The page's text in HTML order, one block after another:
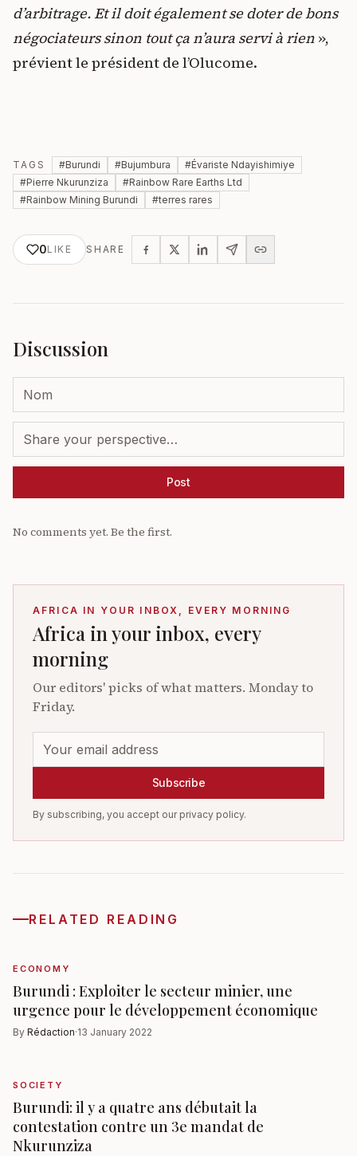
d’arbitrage. Et il doit également se doter de bons
négociateurs sinon tout ça n’aura servi à rien »,
prévient le président de l’Olucome.
TAGS #Burundi #Bujumbura #Évariste Ndayishimiye
#Pierre Nkurunziza #Rainbow Rare Earths Ltd
#Rainbow Mining Burundi #terres rares
0LIKE SHARE
Discussion
Post
No comments yet. Be the first.
AFRICA IN YOUR INBOX, EVERY MORNING
Africa in your inbox, every
morning
Our editors' picks of what matters. Monday to
Friday.
Subscribe
By subscribing, you accept our privacy policy.
RELATED READING
ECONOMY
Burundi : Exploiter le secteur minier, une
urgence pour le développement économique
By Rédaction·13 January 2022
SOCIETY
Burundi: il y a quatre ans débutait la
contestation contre un 3e mandat de
Nkurunziza